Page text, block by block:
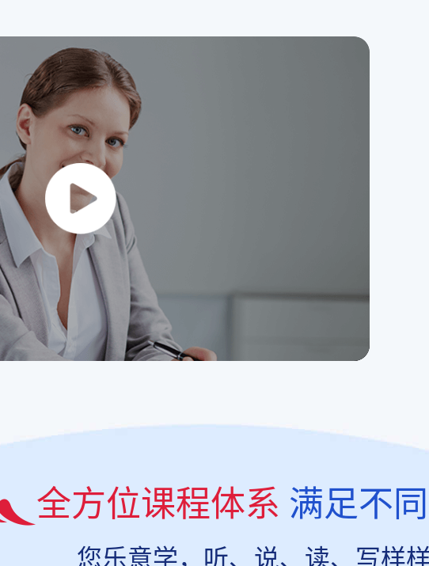
全方位课程体系 满足不
您乐意学，听、说、读、写样